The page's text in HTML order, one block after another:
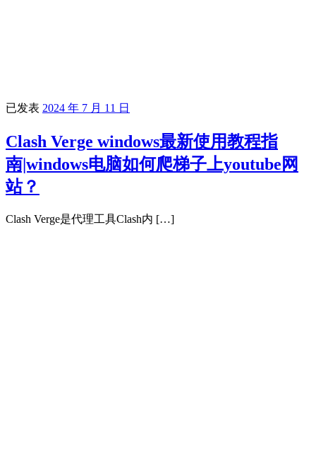
已发表 2024 年 7 月 11 日
Clash Verge windows最新使用教程指
南|windows电脑如何爬梯子上youtube网
站？
Clash Verge是代理工具Clash内 […]